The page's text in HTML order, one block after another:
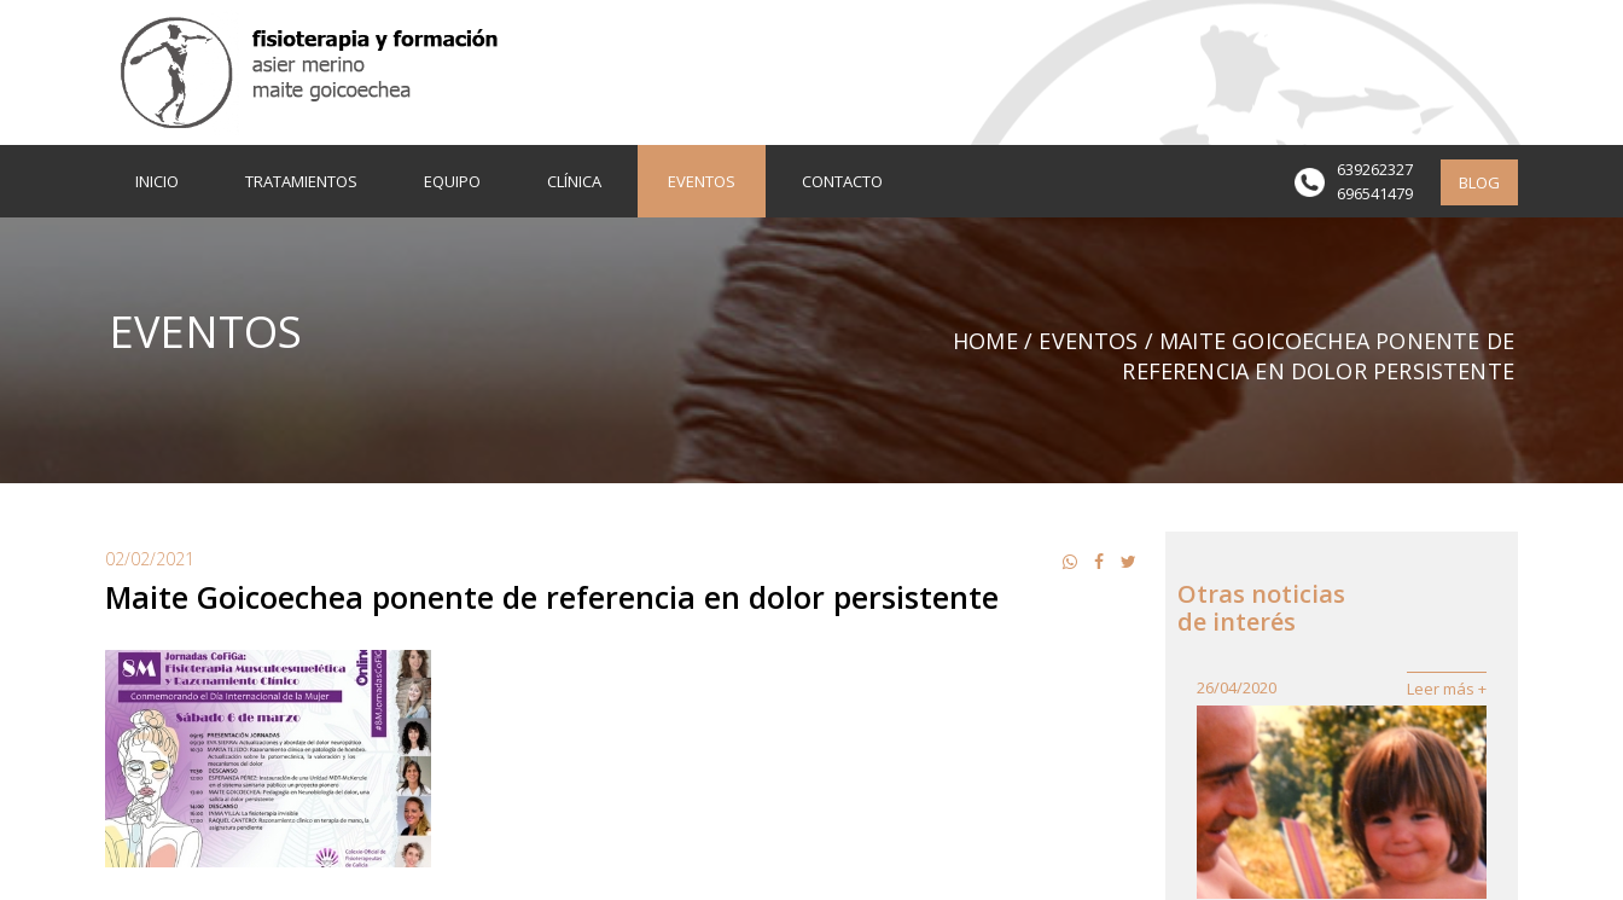
INICIO TRATAMIENTOS EQUIPO CLÍNICA EVENTOS CONTACTO BLOG
639262327
696541479
EVENTOS HOME/ EVENTOS / MAITE GOICOECHEA PONENTE DE
REFERENCIA EN DOLOR PERSISTENTE
Otras noticias
de interés
26/04/2020 Leer más +
02/02/2021
Maite Goicoechea ponente de referencia en dolor persistente